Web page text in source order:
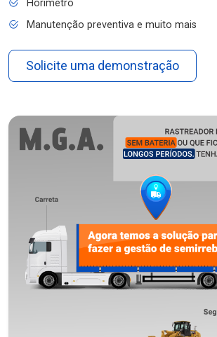
Horímetro
Manutenção preventiva e muito mais
Solicite uma demonstração